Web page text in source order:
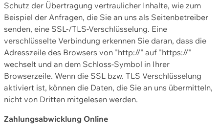
Schutz der Übertragung vertraulicher Inhalte, wie zum
Beispiel der Anfragen, die Sie an uns als Seitenbetreiber
senden, eine SSL-/TLS-Verschlüsselung. Eine
verschlüsselte Verbindung erkennen Sie daran, dass die
Adresszeile des Browsers von "http://" auf "https://"
wechselt und an dem Schloss-Symbol in Ihrer
Browserzeile. Wenn die SSL bzw. TLS Verschlüsselung
aktiviert ist, können die Daten, die Sie an uns übermitteln,
nicht von Dritten mitgelesen werden.
Zahlungsabwicklung Online